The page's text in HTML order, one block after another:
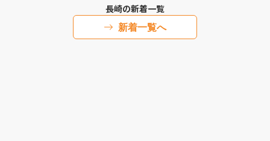
長崎の新着一覧
新着一覧へ